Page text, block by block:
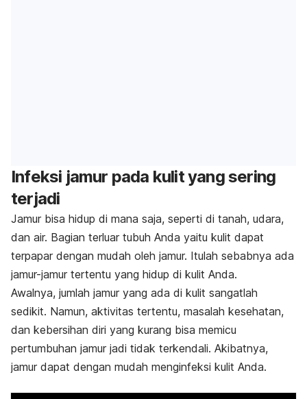
Infeksi jamur pada kulit yang sering
terjadi
Jamur bisa hidup di mana saja, seperti di tanah, udara,
dan air. Bagian terluar tubuh Anda yaitu kulit dapat
terpapar dengan mudah oleh jamur. Itulah sebabnya ada
jamur-jamur tertentu yang hidup di kulit Anda.
Awalnya, jumlah jamur yang ada di kulit sangatlah
sedikit. Namun, aktivitas tertentu, masalah kesehatan,
dan kebersihan diri yang kurang bisa memicu
pertumbuhan jamur jadi tidak terkendali. Akibatnya,
jamur dapat dengan mudah menginfeksi kulit Anda.